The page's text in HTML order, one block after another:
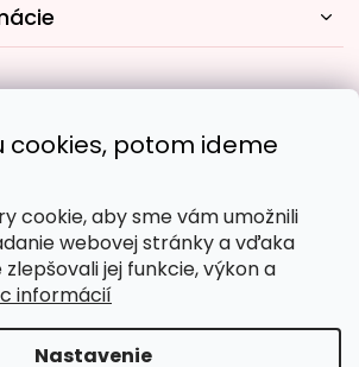
cookies, potom ideme
cookie, aby sme vám umožnili
webovej stránky a vďaka
jej funkcie, výkon a
informácií
Nastavenie
spôsoby platby: